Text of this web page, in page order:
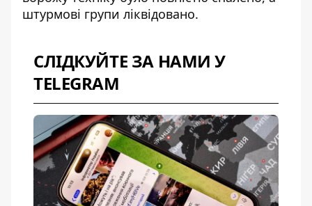
штурмові групи ліквідовано.
СЛІДКУЙТЕ ЗА НАМИ У
TELEGRAM